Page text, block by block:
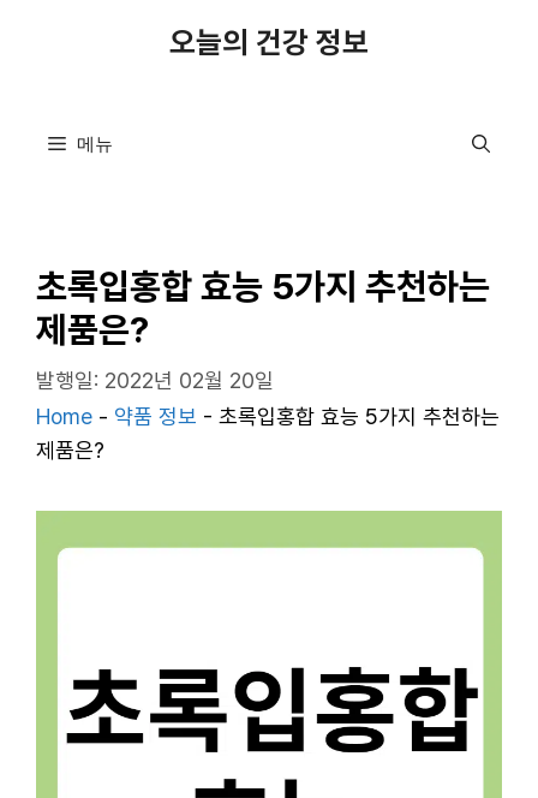
오늘의 건강 정보
메뉴
초록입홍합 효능 5가지 추천하는
제품은?
발행일: 2022년 02월 20일
Home - 약품 정보 - 초록입홍합 효능 5가지 추천하는
제품은?